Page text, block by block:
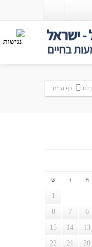
בלוג דף הבית
ה ו ש
1
6
7
8
13
14
15
20
21
22